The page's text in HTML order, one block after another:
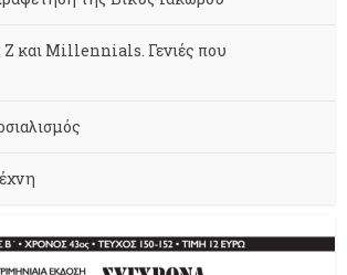
και Millennials. Γενιές που